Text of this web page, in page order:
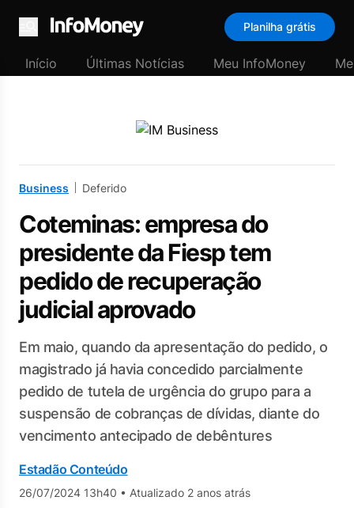
Menu
Planilha grátis
Início Últimas Notícias Meu InfoMoney
Business Deferido
Coteminas: empresa do
presidente da Fiesp tem
pedido de recuperação
judicial aprovado
Em maio, quando da apresentação do pedido, o
magistrado já havia concedido parcialmente
pedido de tutela de urgência do grupo para a
suspensão de cobranças de dívidas, diante do
vencimento antecipado de debêntures
Estadão Conteúdo
26/07/2024 13h40 • Atualizado 2 anos atrás